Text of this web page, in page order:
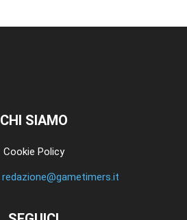
CHI SIAMO
Cookie Policy
redazione@gametimers.it